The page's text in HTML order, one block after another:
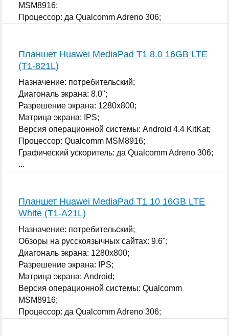
MSM8916;
Процессор: да Qualcomm Adreno 306;
Планшет Huawei MediaPad T1 8.0 16GB LTE
(T1-821L)
Назначение: потребительский;
Диагональ экрана: 8.0";
Разрешение экрана: 1280x800;
Матрица экрана: IPS;
Версия операционной системы: Android 4.4 KitKat;
Процессор: Qualcomm MSM8916;
Графический ускоритель: да Qualcomm Adreno 306;
...
Планшет Huawei MediaPad T1 10 16GB LTE
White (T1-A21L)
Назначение: потребительский;
Обзоры на русскоязычных сайтах: 9.6";
Диагональ экрана: 1280x800;
Разрешение экрана: IPS;
Матрица экрана: Android;
Версия операционной системы: Qualcomm
MSM8916;
Процессор: да Qualcomm Adreno 306;